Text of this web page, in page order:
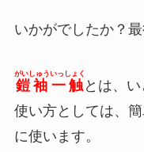
いかがでしたか？
鎧袖一触
がいしゅういっしょく
とは、い
使い方としては、
に使います。